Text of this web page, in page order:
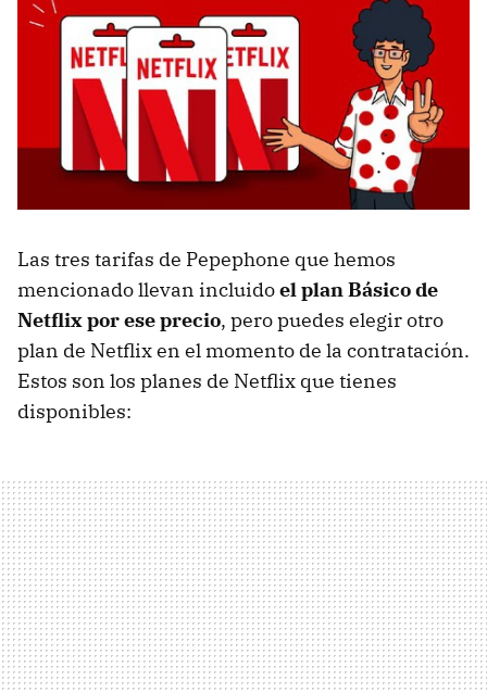
Las tres tarifas de Pepephone que hemos
mencionado llevan incluidoel plan Básico de
Netflix por ese precio, pero puedes elegir otro
plan de Netflix en el momento de la contratación.
Estos son los planes de Netflix que tienes
disponibles: